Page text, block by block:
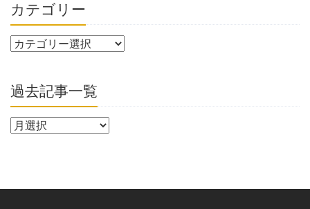
カテゴリー
過去記事一覧